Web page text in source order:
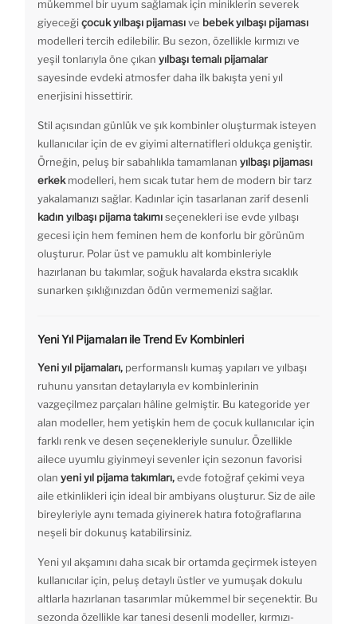
mükemmel bir uyum sağlamak için miniklerin severek
giyeceği çocuk yılbaşı pijamasıve bebek yılbaşı pijaması
modelleri tercih edilebilir. Bu sezon, özellikle kırmızı ve
yeşil tonlarıyla öne çıkan yılbaşı temalı pijamalar
sayesinde evdeki atmosfer daha ilk bakışta yeni yıl
enerjisini hissettirir.
Stil açısından günlük ve şık kombinler oluşturmak isteyen
kullanıcılar için de ev giyimi alternatifleri oldukça geniştir.
Örneğin, peluş bir sabahlıkla tamamlanan yılbaşı pijaması
erkek modelleri, hem sıcak tutar hem de modern bir tarz
yakalamanızı sağlar. Kadınlar için tasarlanan zarif desenli
kadın yılbaşı pijama takımıseçenekleri ise evde yılbaşı
gecesi için hem feminen hem de konforlu bir görünüm
oluşturur. Polar üst ve pamuklu alt kombinleriyle
hazırlanan bu takımlar, soğuk havalarda ekstra sıcaklık
sunarken şıklığınızdan ödün vermemenizi sağlar.
Yeni Yıl Pijamaları ile Trend Ev Kombinleri
Yeni yıl pijamaları, performanslı kumaş yapıları ve yılbaşı
ruhunu yansıtan detaylarıyla ev kombinlerinin
vazgeçilmez parçaları hâline gelmiştir. Bu kategoride yer
alan modeller, hem yetişkin hem de çocuk kullanıcılar için
farklı renk ve desen seçenekleriyle sunulur. Özellikle
ailece uyumlu giyinmeyi sevenler için sezonun favorisi
olan yeni yıl pijama takımları,evde fotoğraf çekimi veya
aile etkinlikleri için ideal bir ambiyans oluşturur. Siz de aile
bireyleriyle aynı temada giyinerek hatıra fotoğraflarına
neşeli bir dokunuş katabilirsiniz.
Yeni yıl akşamını daha sıcak bir ortamda geçirmek isteyen
kullanıcılar için, peluş detaylı üstler ve yumuşak dokulu
altlarla hazırlanan tasarımlar mükemmel bir seçenektir. Bu
sezonda özellikle kar tanesi desenli modeller, kırmızı-